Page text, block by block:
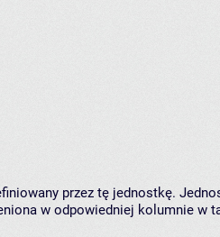
przez tę jednostkę.
w odpowiedniej kolumnie w